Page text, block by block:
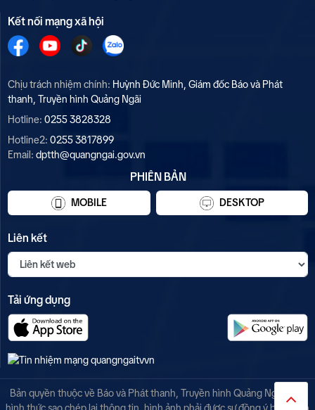
Kết nối mạng xã hội
Chịu trách nhiệm chính: Huỳnh Đức Minh, Giám đốc Báo và Phát
thanh, Truyền hình Quảng Ngãi
Hotline: 0255 3828328
Hotline2: 0255 3817899
Email: dptth@quangngai.gov.vn
PHIÊN BẢN
MOBILE DESKTOP
Liên kết
Tải ứng dụng
Bản quyền thuộc về Báo và Phát thanh, Truyền hình Quảng Ngãi. Mọi
hình thức sao chép lại thông tin, hình ảnh phải được sự đồng ý bằng văn